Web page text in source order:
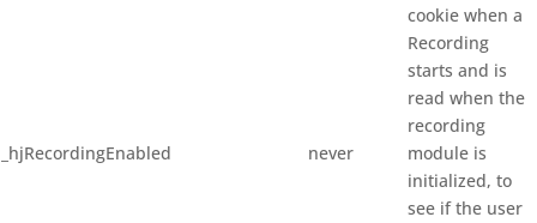
_hjRecordingEnabled never
cookie when a
Recording
starts and is
read when the
recording
module is
initialized, to
see if the user